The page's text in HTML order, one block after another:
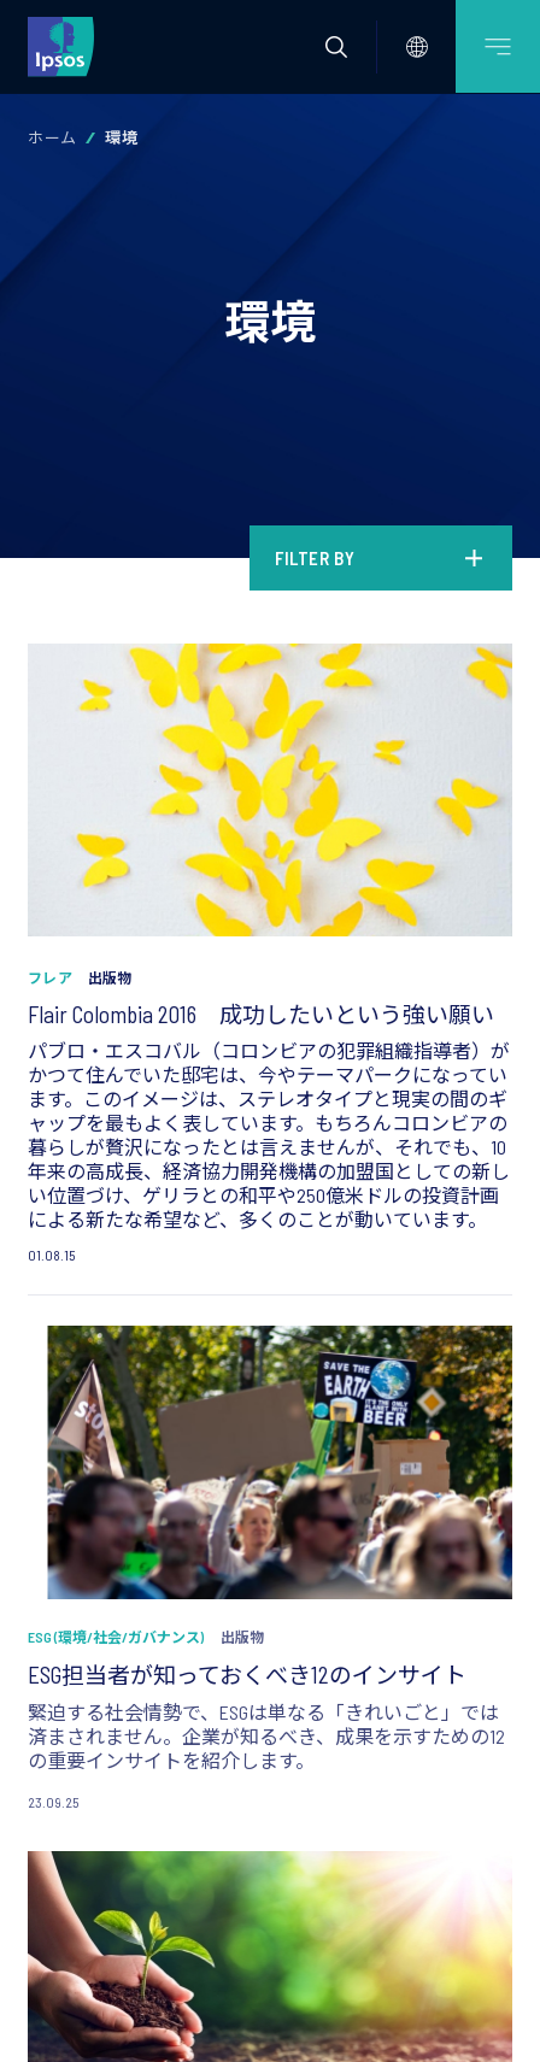
ホーム 環境
環境
FILTER BY
フレア 出版物
Flair Colombia 2016 成功したいという強い願い
パブロ・エスコバル（コロンビアの犯罪組織指導者）が
かつて住んでいた邸宅は、今やテーマパークになってい
ます。このイメージは、ステレオタイプと現実の間のギ
ャップを最もよく表しています。もちろんコロンビアの
暮らしが贅沢になったとは言えませんが、それでも、10
年来の高成長、経済協力開発機構の加盟国としての新し
い位置づけ、ゲリラとの和平や250億米ドルの投資計画
による新たな希望など、多くのことが動いています。
01.08.15
ESG (環境/社会/ガバナンス) 出版物
ESG担当者が知っておくべき12のインサイト
緊迫する社会情勢で、ESGは単なる「きれいごと」では
済まされません。企業が知るべき、成果を示すための12
の重要インサイトを紹介します。
23.09.25